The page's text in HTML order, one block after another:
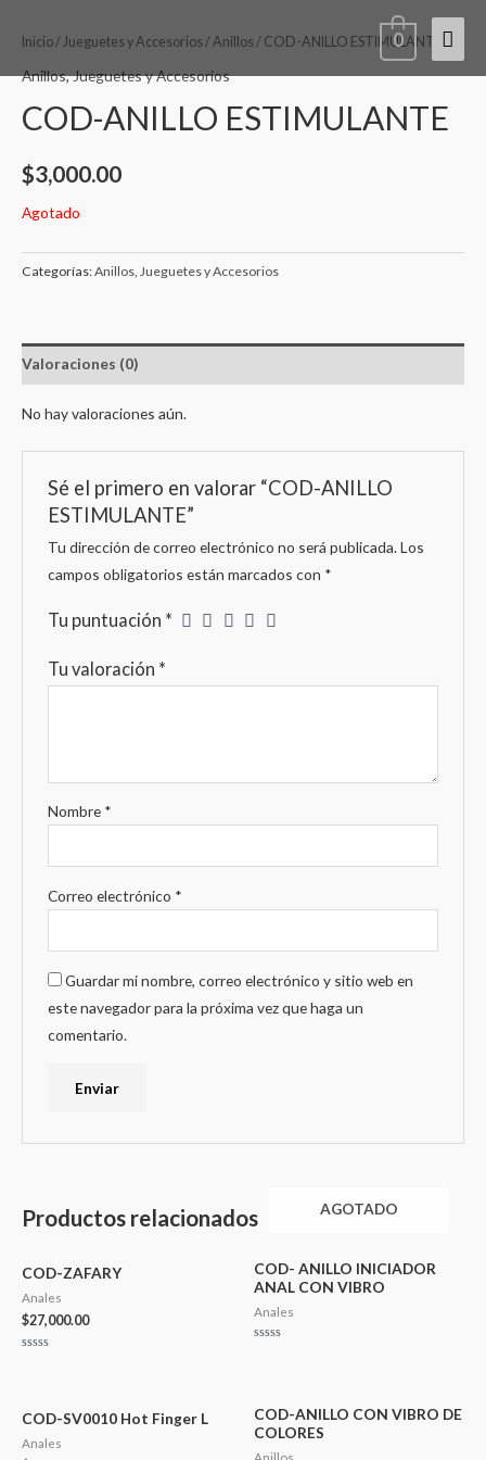
contenido
0
Inicio/Jueguetes y Accesorios /Anillos / COD-ANILLO ESTIMULANTE
Anillos,Jueguetes y Accesorios
COD-ANILLO ESTIMULANTE
$3,000.00
Agotado
Categorías:Anillos Jueguetes y Accesorios
Valoraciones (0)
No hay valoraciones aún.
Sé el primero en valorar “COD-ANILLO
ESTIMULANTE”
Tu dirección de correo electrónico no será publicada. Los
campos obligatorios están marcados con *
Tu puntuación *
Tu valoración *
Nombre *
Correo electrónico *
Guardar mi nombre, correo electrónico y sitio web en
este navegador para la próxima vez que haga un
comentario.
Productos relacionados
COD-ZAFARY
Anales
$27,000.00
AGOTADO
COD- ANILLO INICIADOR
ANAL CON VIBRO
Anales
COD-SV0010 Hot Finger L
Anales
COD-ANILLO CON VIBRO DE
COLORES
Anillos